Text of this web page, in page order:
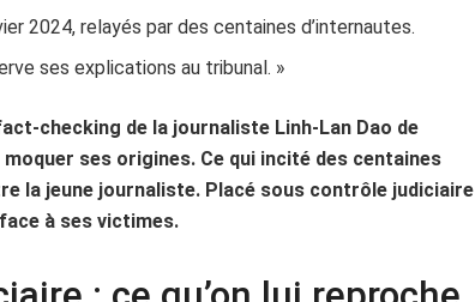
2024, relayés par des centaines d’internautes.
ses explications au tribunal. »
checking de la journaliste Linh-Lan Dao de
ses origines. Ce qui incité des centaines
la jeune journaliste. Placé sous contrôle judiciaire
à ses victimes.